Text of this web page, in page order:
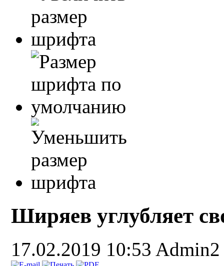
Ширяев углубляет
17.02.2019 10:53 Admin2